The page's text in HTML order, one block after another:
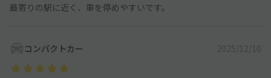
最寄りの駅に近く、車を停めやすいです。
コンパクトカー 2025/12/10